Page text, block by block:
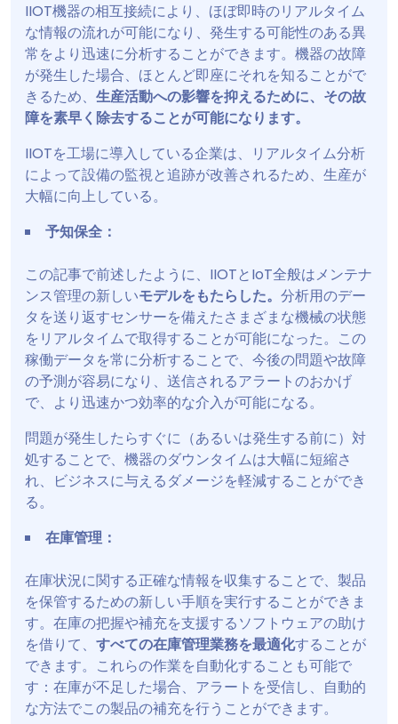
IIOT機器の相互接続により、ほぼ即時のリアルタイム
な情報の流れが可能になり、発生する可能性のある異
常をより迅速に分析することができます。機器の故障
が発生した場合、ほとんど即座にそれを知ることがで
きるため、 生産活動への影響を抑えるために、その故
障を素早く除去することが可能になります。
IIOTを工場に導入している企業は、リアルタイム分析
によって設備の監視と追跡が改善されるため、生産が
大幅に向上している。
予知保全：
この記事で前述したように、IIOTとIoT全般はメンテナ
ンス管理の新しいモデルをもたらした。 分析用のデー
タを送り返すセンサーを備えたさまざまな機械の状態
をリアルタイムで取得することが可能になった。この
稼働データを常に分析することで、今後の問題や故障
の予測が容易になり、送信されるアラートのおかげ
で、より迅速かつ効率的な介入が可能になる。
問題が発生したらすぐに（あるいは発生する前に）対
処することで、機器のダウンタイムは大幅に短縮さ
れ、ビジネスに与えるダメージを軽減することができ
る。
在庫管理：
在庫状況に関する正確な情報を収集することで、製品
を保管するための新しい手順を実行することができま
す。在庫の把握や補充を支援するソフトウェアの助け
を借りて、 すべての在庫管理業務を最適化することが
できます。これらの作業を自動化することも可能で
す：在庫が不足した場合、アラートを受信し、自動的
な方法でこの製品の補充を行うことができます。